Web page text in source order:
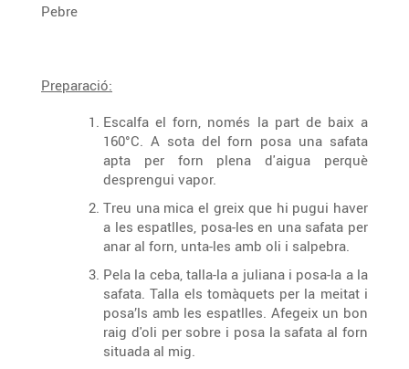
Pebre
Preparació:
Escalfa el forn, només la part de baix a
160°C. A sota del forn posa una safata
apta per forn plena d'aigua perquè
desprengui vapor.
Treu una mica el greix que hi pugui haver
a les espatlles, posa-les en una safata per
anar al forn, unta-les amb oli i salpebra.
Pela la ceba, talla-la a juliana i posa-la a la
safata. Talla els tomàquets per la meitat i
posa’ls amb les espatlles. Afegeix un bon
raig d'oli per sobre i posa la safata al forn
situada al mig.